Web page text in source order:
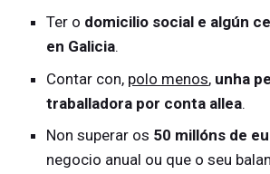
Ter o domicilio social e algún
en Galicia.
Contar con, polo menos, unha
traballadora por conta allea.
Non superar os 50 millóns de
negocio anual ou que o seu